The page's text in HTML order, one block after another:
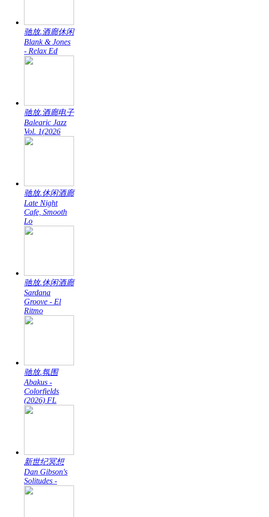
驰放.酒廊休闲
Blank & Jones
- Relax Ed
驰放.酒廊电子
Balearic Jazz
Vol. 1(2026
驰放.休闲酒廊
Late Night
Cafe, Smooth
Lo
驰放.休闲酒廊
Sardana
Groove - El
Ritmo
驰放.氛围
Abakus -
Colorfields
(2026) FL
新世纪冥想
Dan Gibson's
Solitudes -